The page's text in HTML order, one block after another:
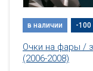
в наличии -100
Очки на фары /
(2006-2008)